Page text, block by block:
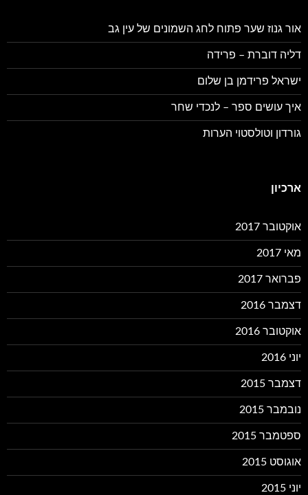
אור גנוז שער פתוח לחג השמונים של עין גב
דליה דוברת – פרידה
ישראל פרידמן בן שלום
איך עושים ספר – לנכדי שחר
גורדון וטולסטוי הערות
ארכיון
אוקטובר 2017
מאי 2017
פברואר 2017
דצמבר 2016
אוקטובר 2016
יוני 2016
דצמבר 2015
נובמבר 2015
ספטמבר 2015
אוגוסט 2015
יוני 2015